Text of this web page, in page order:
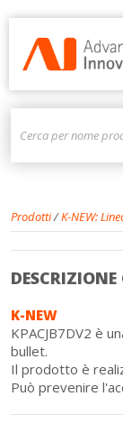
Prodotti/K-NEW:
DESCRIZIONE
K-NEW
KPACJB7DV2 è
bullet.
Il prodotto è
Può prevenire